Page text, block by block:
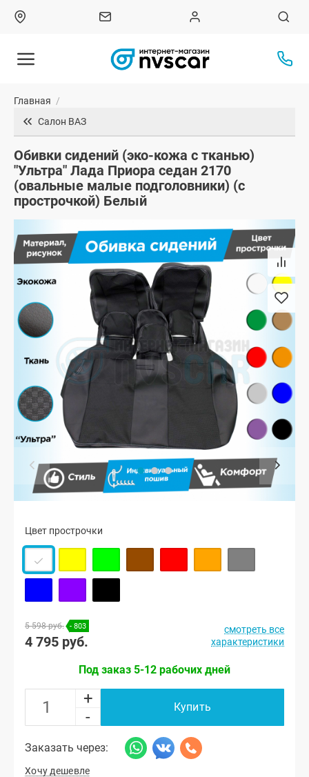
Главная /
Салон ВАЗ
Обивки сидений (эко-кожа с тканью)
"Ультра" Лада Приора седан 2170
(овальные малые подголовники) (с
прострочкой) Белый
Цвет прострочки
5 598 руб. - 803
4 795 руб.
смотреть все
характеристики
Под заказ 5-12 рабочих дней
+
-
Купить
Заказать через:
Хочу дешевле